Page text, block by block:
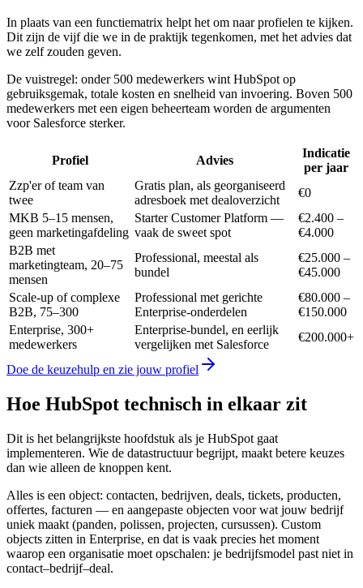
In plaats van een functiematrix helpt het om naar profielen te kijken.
Dit zijn de vijf die we in de praktijk tegenkomen, met het advies dat
we zelf zouden geven.
De vuistregel: onder 500 medewerkers wint HubSpot op
gebruiksgemak, totale kosten en snelheid van invoering. Boven 500
medewerkers met een eigen beheerteam worden de argumenten
voor Salesforce sterker.
Profiel Advies
Indicatie
per jaar
Zzp'er of team van
twee
Gratis plan, als georganiseerd
adresboek met dealoverzicht
€0
MKB 5–15 mensen,
geen marketingafdeling
Starter Customer Platform —
vaak de sweet spot
€2.400 –
€4.000
B2B met
marketingteam, 20–75
mensen
Professional, meestal als
bundel
€25.000 –
€45.000
Scale-up of complexe
B2B, 75–300
Professional met gerichte
Enterprise-onderdelen
€80.000 –
€150.000
Enterprise, 300+
medewerkers
Enterprise-bundel, en eerlijk
vergelijken met Salesforce
€200.000+
Doe de keuzehulp en zie jouw profiel
Hoe HubSpot technisch in elkaar zit
Dit is het belangrijkste hoofdstuk als je HubSpot gaat
implementeren. Wie de datastructuur begrijpt, maakt betere keuzes
dan wie alleen de knoppen kent.
Alles is een object: contacten, bedrijven, deals, tickets, producten,
offertes, facturen — en aangepaste objecten voor wat jouw bedrijf
uniek maakt (panden, polissen, projecten, cursussen). Custom
objects zitten in Enterprise, en dat is vaak precies het moment
waarop een organisatie moet opschalen: je bedrijfsmodel past niet in
contact–bedrijf–deal.